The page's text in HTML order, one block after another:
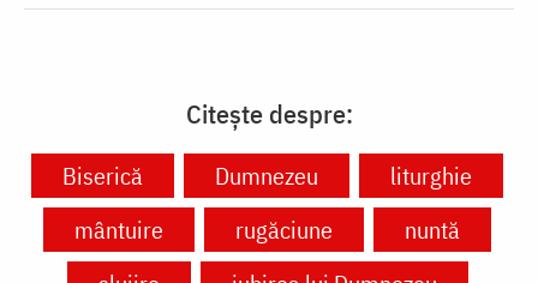
Citește despre:
Biserică Dumnezeu
liturghie
mântuire
rugăciune
nuntă